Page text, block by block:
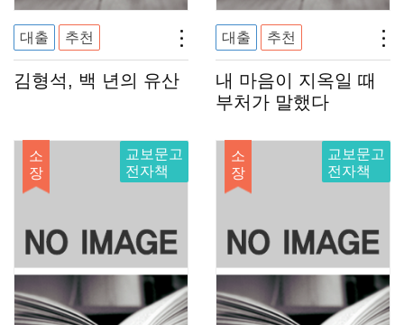
대출 추천
김형석, 백 년의 유산
대출 추천
내 마음이 지옥일 때
부처가 말했다
소
장
교보문고
전자책
소
장
교보문고
전자책